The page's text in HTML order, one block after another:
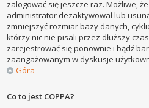
zalogować się jeszcze raz. Możliwe,
administrator dezaktywował lub
zmniejszyć rozmiar bazy danych,
którzy nic nie pisali przez dłuższy
zarejestrować się ponownie i bądź
zaangażowanym w dyskusje
Góra
Co to jest COPPA?